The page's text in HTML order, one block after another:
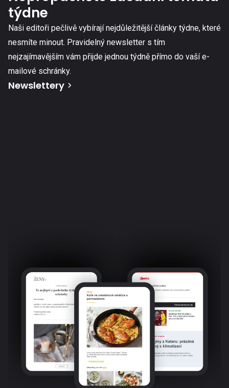
týdne
Naši editoři pečlivě vybírají nejdůležitější články týdne, které
nesmíte minout. Pravidelný newsletter s tím
nejzajímavějším vám přijde jednou týdně přímo do vaší e-
mailové schránky.
Newslettery